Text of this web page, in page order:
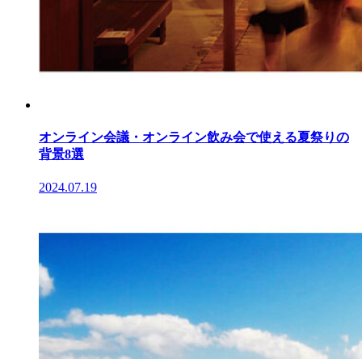
オンライン会議・オンライン飲み会で使える夏祭りの
背景8選
2024.07.19